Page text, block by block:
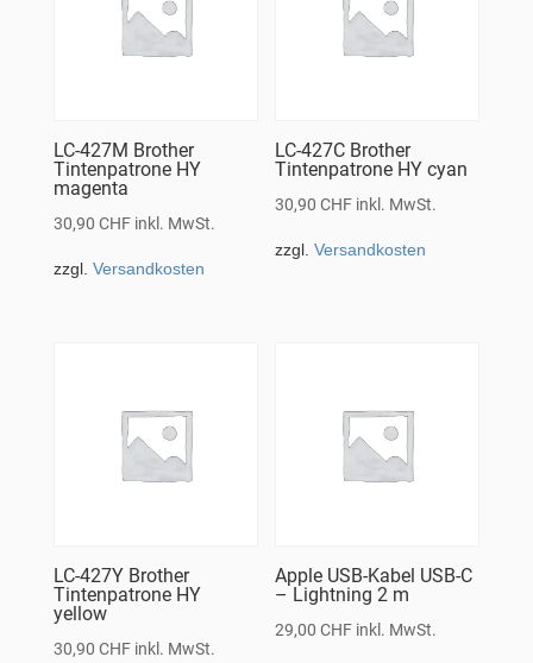
LC-427M Brother
Tintenpatrone HY
magenta
30,90 CHF inkl. MwSt.
zzgl. Versandkosten
LC-427C Brother
Tintenpatrone HY cyan
30,90CHF inkl. MwSt.
zzgl.Versandkosten
LC-427Y Brother
Tintenpatrone HY
yellow
30,90 CHF inkl. MwSt.
Apple USB-Kabel USB-C
– Lightning 2 m
29,00CHF inkl. MwSt.